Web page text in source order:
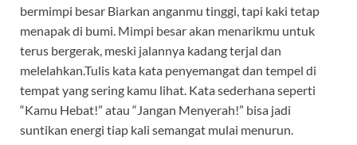
bermimpi besar Biarkan anganmu tinggi, tapi kaki tetap
menapak di bumi. Mimpi besar akan menarikmu untuk
terus bergerak, meski jalannya kadang terjal dan
melelahkan.Tulis kata kata penyemangat dan tempel di
tempat yang sering kamu lihat. Kata sederhana seperti
“Kamu Hebat!” atau “Jangan Menyerah!” bisa jadi
suntikan energi tiap kali semangat mulai menurun.